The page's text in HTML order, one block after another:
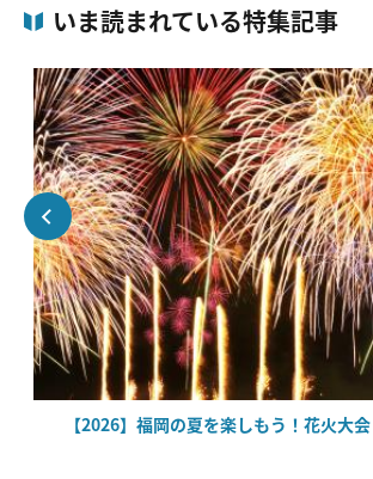
いま読まれている特集記事
【2026】福岡の夏を楽しもう！花火大